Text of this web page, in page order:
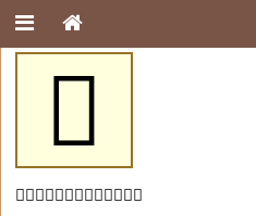
𤃱
「𤃱」字未收錄於本資料庫。